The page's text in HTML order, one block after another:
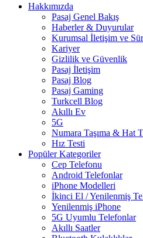
Hakkımızda
Pasaj Genel Bakış
Haberler & Duyurular
Kurumsal İletişim ve
Kariyer
Gizlilik ve Güvenlik
Pasaj İletişim
Pasaj Blog
Pasaj Gaming
Turkcell Blog
Akıllı Ev
5G
Numara Taşıma & Hat
Hız Testi
Popüler Kategoriler
Cep Telefonu
Android Telefonlar
iPhone Modelleri
İkinci El / Yenilenmiş
Yenilenmiş iPhone
5G Uyumlu Telefonlar
Akıllı Saatler